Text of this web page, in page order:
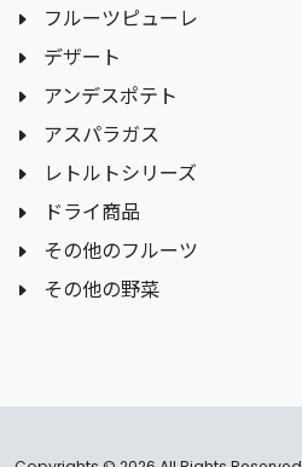
フルーツピューレ
デザート
アンデスポテト
アスパラガス
レトルトシリーズ
ドライ商品
その他のフルーツ
その他の野菜